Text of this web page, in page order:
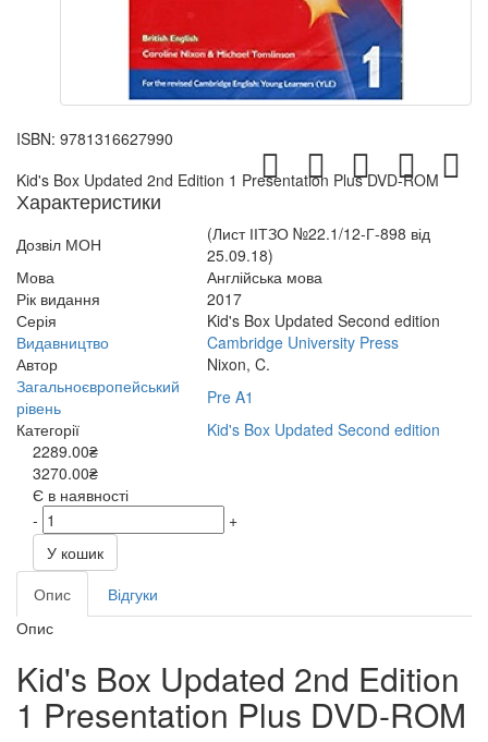
ISBN: 9781316627990
Kid's Box Updated 2nd Edition 1 Presentation Plus DVD-ROM
Характеристики
Дозвіл МОН
(Лист ІІТЗО №22.1/12-Г-898 від
25.09.18)
Мова
Англійська мова
Рік видання
2017
Серія
Kid's Box Updated Second edition
Видавництво
Cambridge University Press
Автор
Nixon, C.
Загальноєвропейський
рівень
Pre A1
Категорії
Kid's Box Updated Second edition
2289.00₴
3270.00₴
Є в наявності
-
+
У кошик
Опис
Відгуки
Опис
Kid's Box Updated 2nd Edition
1 Presentation Plus DVD-ROM